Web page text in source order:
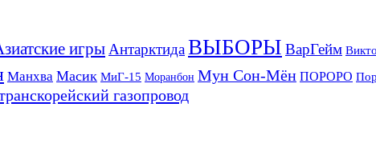
игры АнтарктидаВЫБОРЫ ВарГейм
Манхва Масик МиГ-15 Моранбон Мун Сон-Мён ПОРОРО
газопровод